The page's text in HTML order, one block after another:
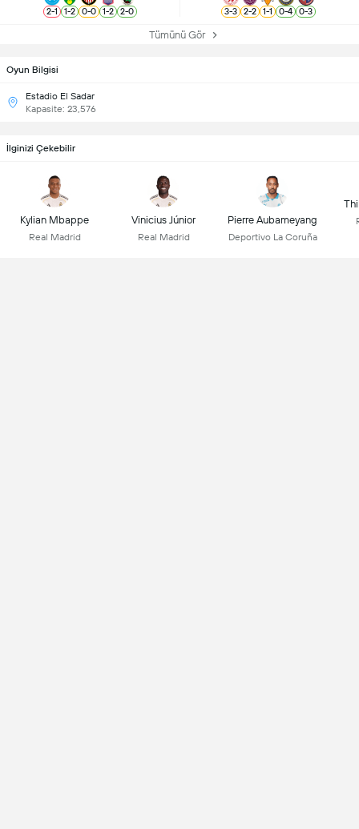
Oyun Bilgisi
Estadio El Sadar
Kapasite: 23,576
2-1 1-2 0-0 1-2 2-0 3-3 2-2 1-1 0-4 0-3
Tümünü Gör
İlginizi Çekebilir
Kylian Mbappe
Real Madrid
Vinicius Júnior
Real Madrid
Pierre Aubameyang
Deportivo La Coruña